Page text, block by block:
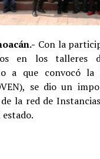
Con la
en los talleres
a que convocó la
se dio un
la red de